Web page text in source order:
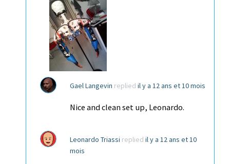
Gael Langevin replied il y a 12 ans et 10 mois
Nice and clean set up, Leonardo.
Leonardo Triassi replied il y a 12 ans et 10
mois